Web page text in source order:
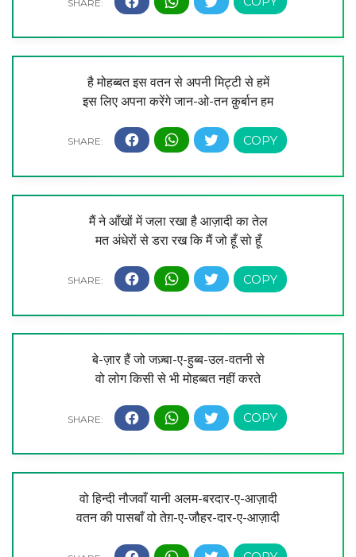
है मोहब्बत इस वतन से अपनी मिट्टी से हमें
इस लिए अपना करेंगे जान-ओ-तन क़ुर्बान हम
मैं ने आँखों में जला रखा है आज़ादी का तेल
मत अंधेरों से डरा रख कि मैं जो हूँ सो हूँ
बे-ज़ार हैं जो जज़्बा-ए-हुब्ब-उल-वतनी से
वो लोग किसी से भी मोहब्बत नहीं करते
वो हिन्दी नौजवाँ यानी अलम-बरदार-ए-आज़ादी
वतन की पासबाँ वो तेग़-ए-जौहर-दार-ए-आज़ादी